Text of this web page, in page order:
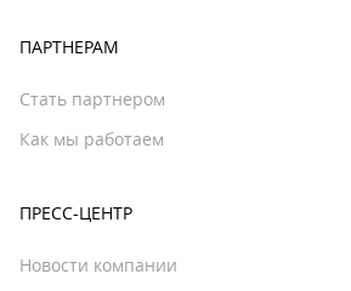
ПАРТНЕРАМ
Стать партнером
Как мы работаем
ПРЕСС-ЦЕНТР
Новости компании